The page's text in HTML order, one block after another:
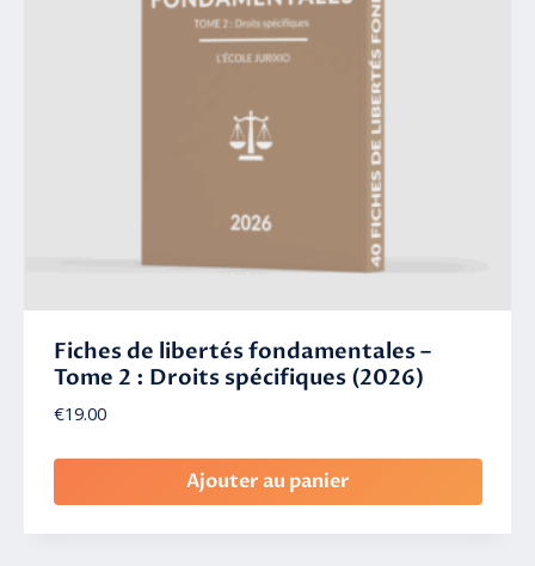
Fiches de libertés fondamentales –
Tome 2 : Droits spécifiques (2026)
€19.00
Ajouter au panier